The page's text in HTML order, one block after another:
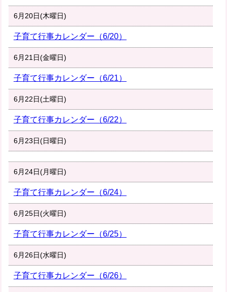
6月20日(木曜日)
子育て行事カレンダー（6/20）
6月21日(金曜日)
子育て行事カレンダー（6/21）
6月22日(土曜日)
子育て行事カレンダー（6/22）
6月23日(日曜日)
6月24日(月曜日)
子育て行事カレンダー（6/24）
6月25日(火曜日)
子育て行事カレンダー（6/25）
6月26日(水曜日)
子育て行事カレンダー（6/26）